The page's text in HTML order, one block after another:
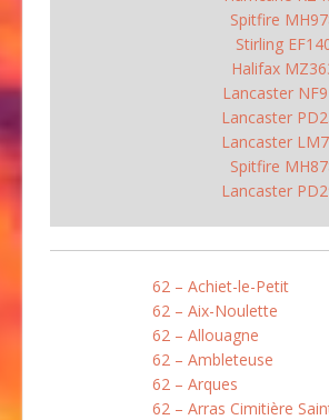
Spitfire
Stirling
Halifax
Lancaster
Lancaster
Lancaster
Spitfire
Lancaster
62 – Achiet-le-Petit
62 – Aix-Noulette
62 – Allouagne
62 – Ambleteuse
62 – Arques
62 – Arras Cimitière